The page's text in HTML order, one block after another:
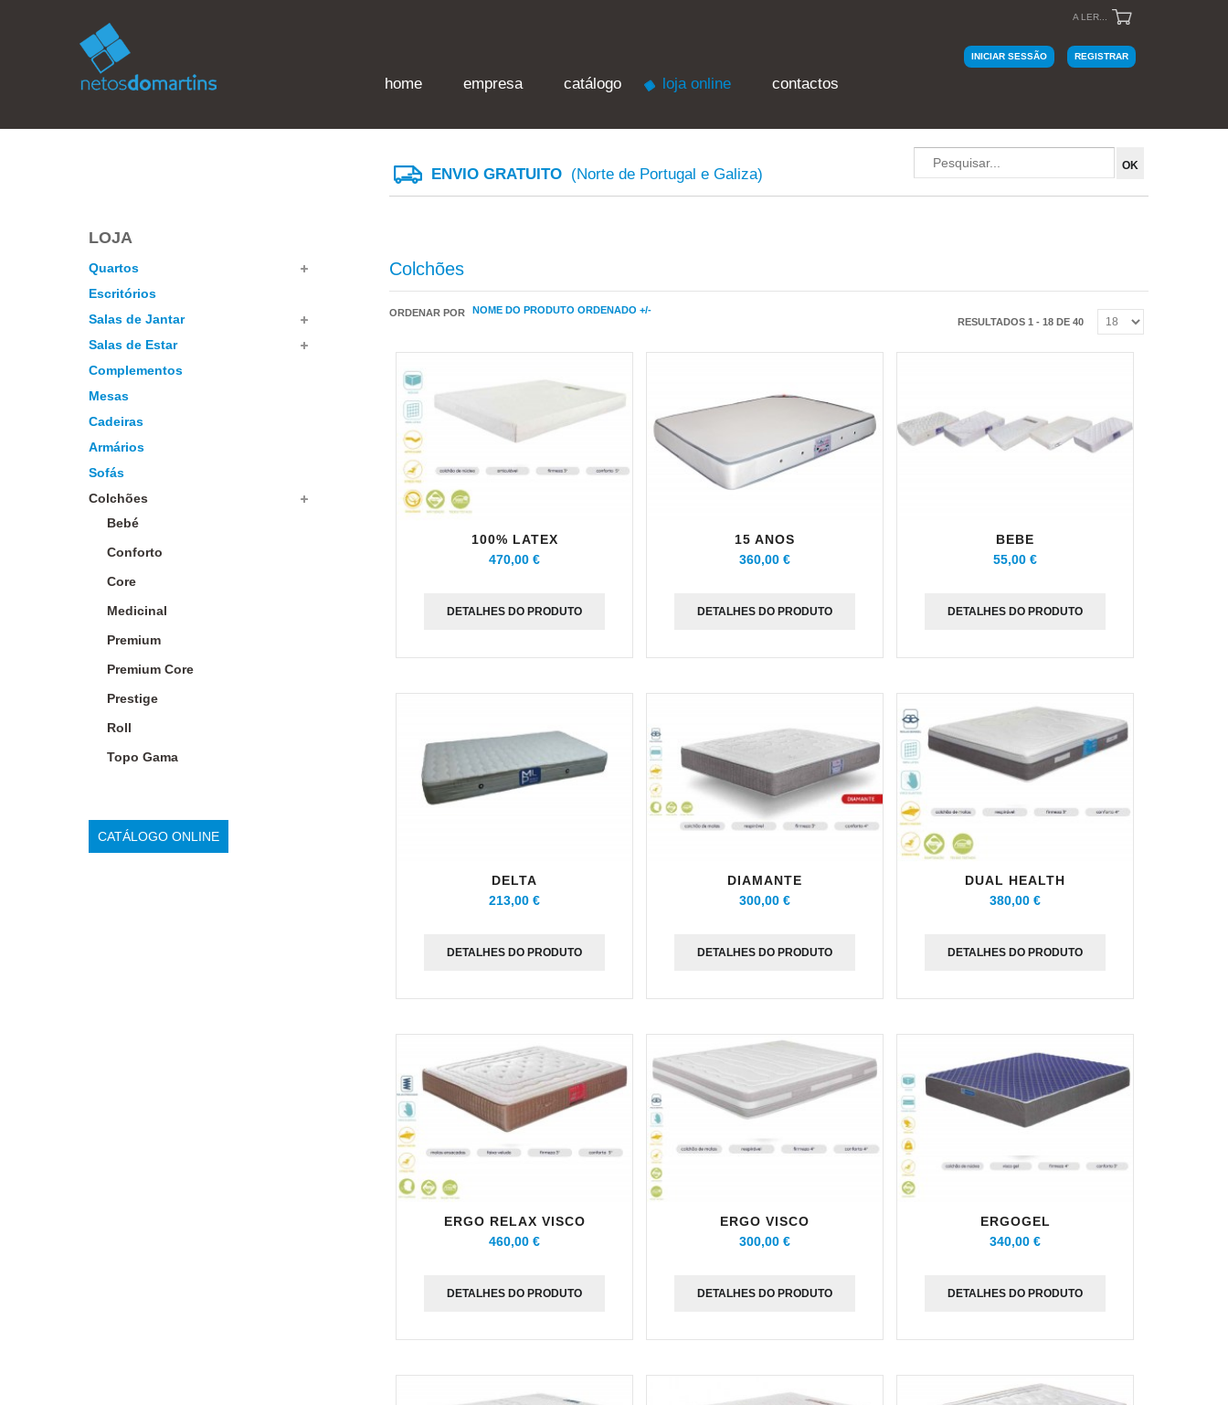
A LER...
home empresa catálogo loja online contactos
INICIAR SESSÃO REGISTRAR
ENVIO GRATUITO (Norte de Portugal e Galiza)
Colchões
ORDENAR POR
NOME DO PRODUTO ORDENADO +/-
RESULTADOS 1 - 18 DE 40
100% LATEX
470,00 €
DETALHES DO PRODUTO
15 ANOS
360,00 €
DETALHES DO PRODUTO
BEBE
55,00 €
DETALHES DO PRODUTO
DELTA
213,00 €
DETALHES DO PRODUTO
DIAMANTE
300,00 €
DETALHES DO PRODUTO
DUAL HEALTH
380,00 €
DETALHES DO PRODUTO
ERGO RELAX VISCO
460,00 €
DETALHES DO PRODUTO
ERGO VISCO
300,00 €
DETALHES DO PRODUTO
ERGOGEL
340,00 €
DETALHES DO PRODUTO
LOJA
Quartos
Escritórios
Salas de Jantar
Salas de Estar
Complementos
Mesas
Cadeiras
Armários
Sofás
Colchões
Bebé
Conforto
Core
Medicinal
Premium
Premium Core
Prestige
Roll
Topo Gama
CATÁLOGO ONLINE